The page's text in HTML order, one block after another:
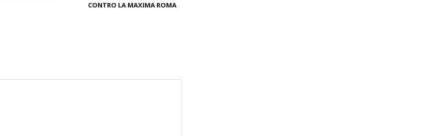
CONTRO LA MAXIMA ROMA